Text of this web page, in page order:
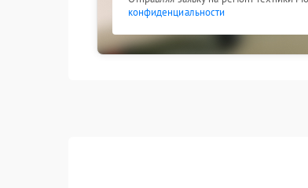
конфиденциальности